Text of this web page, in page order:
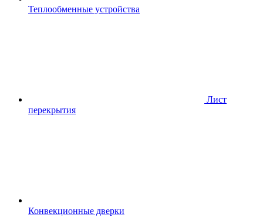
Теплообменные устройства
Лист
перекрытия
Конвекционные дверки